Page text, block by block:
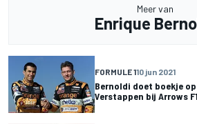
Meer van
Enrique
FORMULE 110 jun 2021
Bernoldi doet boekje
Verstappen bij Arrows F1